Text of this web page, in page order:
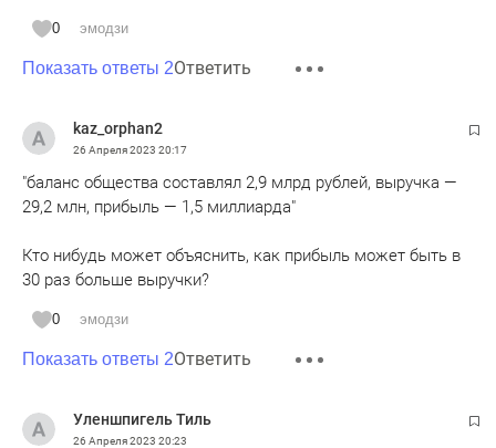
0 эмодзи
Показать ответы 2Ответить
kaz_orphan2
26 Апреля 2023 20:17
"баланс общества составлял 2,9 млрд рублей, выручка —
29,2 млн, прибыль — 1,5 миллиарда"
Кто нибудь может объяснить, как прибыль может быть в
30 раз больше выручки?
0 эмодзи
Показать ответы 2Ответить
Уленшпигель Тиль
26 Апреля 2023 20:23